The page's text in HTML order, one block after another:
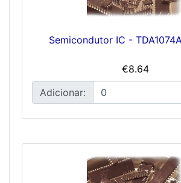
Semicondutor IC -
€8.64
Adicionar: